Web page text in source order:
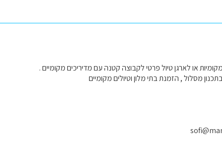
או לארגן טיול פרטי לקבוצה קטנה עם מדיריכים מקומיים .
מסלול , הזמנת בתי מלון וטיולים מקומיים